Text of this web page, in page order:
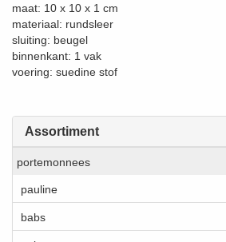
Assortiment
portemonnees
pauline
babs
maat: 10 x 10 x 1 cm
materiaal: rundsleer
sluiting: beugel
binnenkant: 1 vak
voering: suedine stof